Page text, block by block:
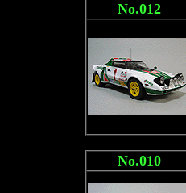
No.012
No.010